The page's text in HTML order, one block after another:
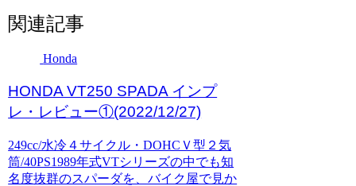
関連記事
Honda
HONDA VT250 SPADA インプ
レ・レビュー①(2022/12/27)
249cc/水冷４サイクル・DOHCＶ型２気
筒/40PS1989年式VTシリーズの中でも知
名度抜群のスパーダを、バイク屋で見か